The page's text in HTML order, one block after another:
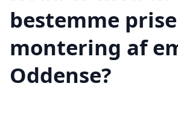
bestemme
montering af
Oddense?